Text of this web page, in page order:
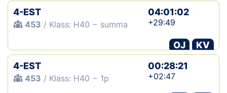
4-EST
453 / Klass: H40 − summa
04:01:02
+29:49
OJ
KV
4-EST
453 / Klass: H40 − 1p
00:28:21
+02:47